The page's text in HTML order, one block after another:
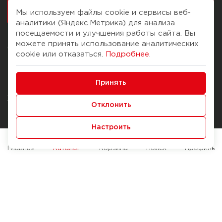
О компании
История Компании
Журнал
Наши марки
Брендирование
Помощь
Доставка и оплата
Способы оплаты
Служба контроля качества
Мы используем файлы cookie и сервисы веб-
аналитики (Яндекс.Метрика) для анализа
посещаемости и улучшения работы сайта. Вы
можете принять использование аналитических
cookie или отказаться.
Подробнее
Принять
Отклонить
Настроить
Главная Каталог Корзина Поиск Профиль